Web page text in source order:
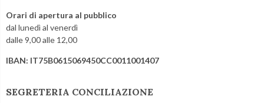
Orari di apertura al pubblico
dal lunedì al venerdì
dalle 9,00 alle 12,00
IBAN: IT75B0615069450CC0011001407
SEGRETERIA CONCILIAZIONE